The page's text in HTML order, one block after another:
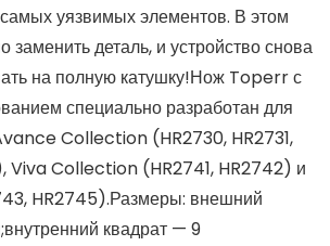
уязвимых элементов. В этом
заменить деталь, и устройство снова
на полную катушку!Нож Toperr с
специально разработан для
Collection (HR2730, HR2731,
Viva Collection (HR2741, HR2742) и
HR2745).Размеры: внешний
квадрат — 9